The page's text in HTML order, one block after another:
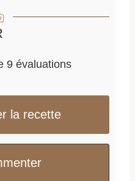
9 évaluations
la recette